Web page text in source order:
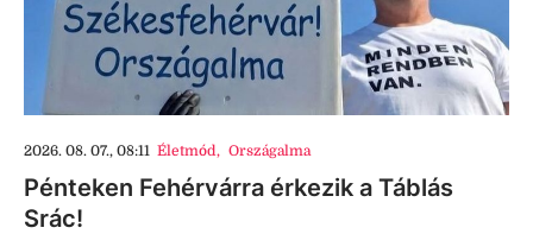
2026. 08. 07., 08:11 Életmód, Országalma
Pénteken Fehérvárra érkezik a Táblás
Srác!